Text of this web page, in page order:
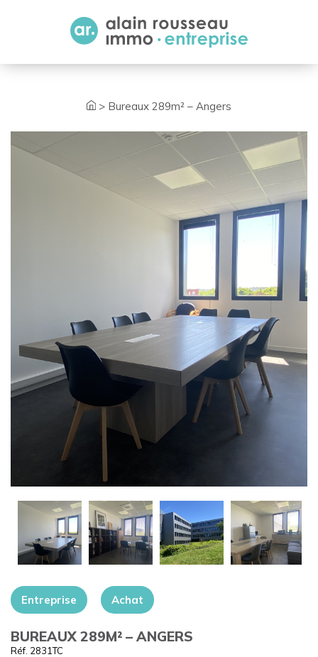
> Bureaux 289m² – Angers
+
Entreprise Achat
BUREAUX 289M² – ANGERS
Réf. 2831TC